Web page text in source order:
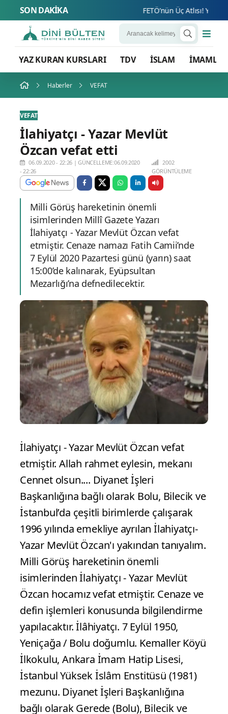
SON DAKİKA FETÖ’nün Üç Atlısı! Yeni
YAZ KURAN KURSLARI TDV İSLAM İMAMLAR
Haberler VEFAT
VEFAT
İlahiyatçı - Yazar Mevlüt
Özcan vefat etti
06.09.2020 - 22:26 |GÜNCELLEME:06.09.2020
- 22:26
2002
GÖRÜNTÜLEME
Milli Görüş hareketinin önemli
isimlerinden Millî Gazete Yazarı
İlahiyatçı - Yazar Mevlüt Özcan vefat
etmiştir. Cenaze namazı Fatih Camii’nde
7 Eylül 2020 Pazartesi günü (yarın) saat
15:00’de kalınarak, Eyüpsultan
Mezarlığı’na defnedilecektir.
İlahiyatçı - Yazar Mevlüt Özcan vefat
etmiştir. Allah rahmet eylesin, mekanı
Cennet olsun.... Diyanet İşleri
Başkanlığına bağlı olarak Bolu, Bilecik ve
İstanbul’da çeşitli birimlerde çalışarak
1996 yılında emekliye ayrılan İlahiyatçı-
Yazar Mevlüt Özcan'ı yakından tanıyalım.
Milli Görüş hareketinin önemli
isimlerinden İlahiyatçı - Yazar Mevlüt
Özcan hocamız vefat etmiştir. Cenaze ve
defin işlemleri konusunda bilgilendirme
yapılacaktır. İlâhiyatçı. 7 Eylül 1950,
Yeniçağa / Bolu doğumlu. Kemaller Köyü
İlkokulu, Ankara İmam Hatip Lisesi,
İstanbul Yüksek İslâm Enstitüsü (1981)
mezunu. Diyanet İşleri Başkanlığına
bağlı olarak Gerede (Bolu), Bilecik ve